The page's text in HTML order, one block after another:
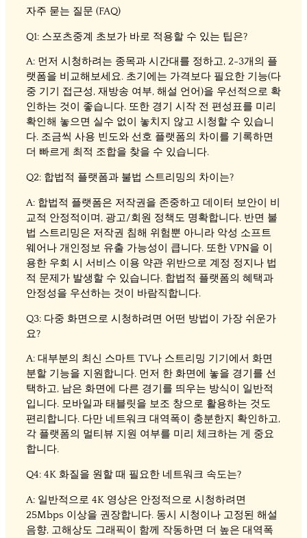
자주 묻는 질문 (FAQ)
Q1: 스포츠중계 초보가 바로 적용할 수 있는 팁은?
A: 먼저 시청하려는 종목과 시간대를 정하고, 2-3개의 플
랫폼을 비교해보세요. 초기에는 가격보다 필요한 기능(다
중 기기 접근성, 재방송 여부, 해설 언어)을 우선적으로 확
인하는 것이 좋습니다. 또한 경기 시작 전 편성표를 미리
확인해 놓으면 실수 없이 놓치지 않고 시청할 수 있습니
다. 조금씩 사용 빈도와 선호 플랫폼의 차이를 기록하면
더 빠르게 최적 조합을 찾을 수 있습니다.
Q2: 합법적 플랫폼과 불법 스트리밍의 차이는?
A: 합법적 플랫폼은 저작권을 존중하고 데이터 보안이 비
교적 안정적이며, 광고/회원 정책도 명확합니다. 반면 불
법 스트리밍은 저작권 침해 위험뿐 아니라 악성 소프트
웨어나 개인정보 유출 가능성이 큽니다. 또한 VPN을 이
용한 우회 시 서비스 이용 약관 위반으로 계정 정지나 법
적 문제가 발생할 수 있습니다. 합법적 플랫폼의 혜택과
안정성을 우선하는 것이 바람직합니다.
Q3: 다중 화면으로 시청하려면 어떤 방법이 가장 쉬운가
요?
A: 대부분의 최신 스마트 TV나 스트리밍 기기에서 화면
분할 기능을 지원합니다. 먼저 한 화면에 놓을 경기를 선
택하고, 남은 화면에 다른 경기를 띄우는 방식이 일반적
입니다. 모바일과 태블릿을 보조 창으로 활용하는 것도
편리합니다. 다만 네트워크 대역폭이 충분한지 확인하고,
각 플랫폼의 멀티뷰 지원 여부를 미리 체크하는 게 중요
합니다.
Q4: 4K 화질을 원할 때 필요한 네트워크 속도는?
A: 일반적으로 4K 영상은 안정적으로 시청하려면
25Mbps 이상을 권장합니다. 동시 시청이나 고정된 해설
음향, 고해상도 그래픽이 함께 작동하면 더 높은 대역폭